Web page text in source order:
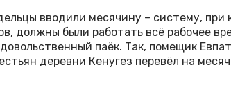
вводили месячину – систему, при
должны были работать всё рабочее
паёк. Так, помещик
деревни Кенугез перевёл на